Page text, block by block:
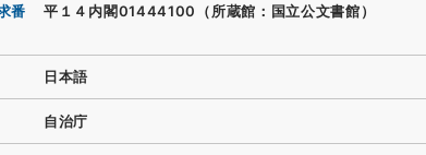
番
平１４内閣01444100（所蔵館：国立公文書館）
日本語
自治庁